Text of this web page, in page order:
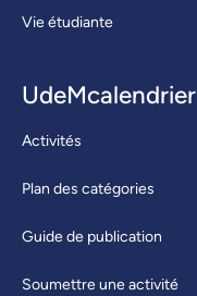
Vie étudiante
UdeMcalendrier
Activités
Plan des catégories
Guide de publication
Soumettre une activité